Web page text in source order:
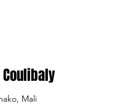
Mali